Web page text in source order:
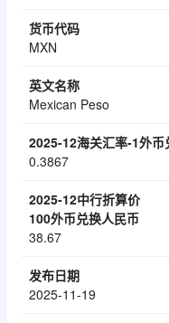
MXN
Mexican Peso
0.3867
38.67
2025-11-19